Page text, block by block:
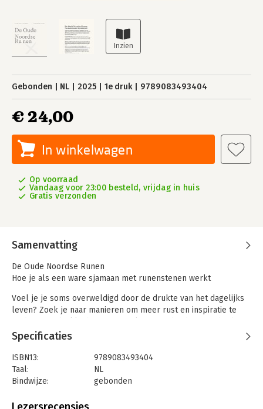
Gebonden NL 2025 1e druk 9789083493404
€ 24,00
In winkelwagen
Op voorraad
Vandaag voor 23:00 besteld, vrijdag in huis
Gratis verzonden
Samenvatting
De Oude Noordse Runen
Hoe je als een ware sjamaan met runenstenen werkt
Voel je je soms overweldigd door de drukte van het dagelijks
leven? Zoek je naar manieren om meer rust en inspiratie te
binnen handbereik ligt. Ontdek de tijdloze kracht van de
eeuwenoude runen, een brug tussen jou en wat je diep van
binnen wilt weten? Dit boek helpt je op weg om inspirerende
runenreadings uit te voeren.
De Oude Noordse Runen opent de deur naar de wereld van de
runen, een tool om moeiteloos dieper contact te maken met
Specificaties
ISBN13:
9789083493404
Taal:
NL
Bindwijze:
gebonden
Uitgever: